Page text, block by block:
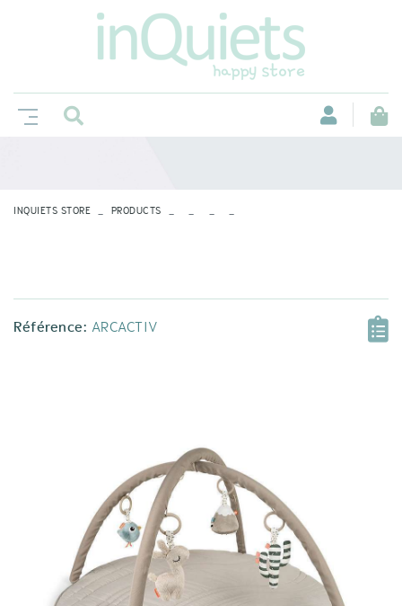
INQUIETS STORE PRODUCTS
Référence: ARCACTIV